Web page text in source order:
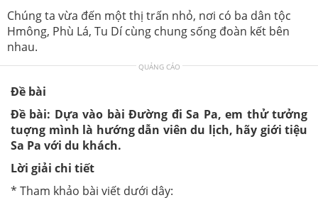
Chúng ta vừa đến một thị trấn nhỏ, nơi có ba dân tộc
Hmông, Phù Lá, Tu Dí cùng chung sống đoàn kết bên
nhau.
QUẢNG CÁO
Đề bài
Đề bài: Dựa vào bài Đường đi Sa Pa, em thử tưởng
tuợng mình là hướng dẫn viên du lịch, hãy giới tiệu
Sa Pa với du khách.
Lời giải chi tiết
* Tham khảo bài viết dưới dây: